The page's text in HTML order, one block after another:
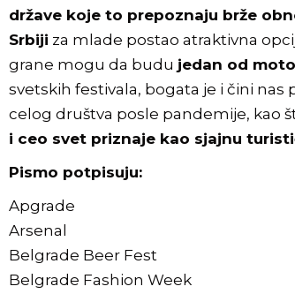
države koje to prepoznaju brže
Srbiji za mlade postao atraktivna
grane mogu da budu jedan od
svetskih festivala, bogata je i čini
celog društva posle pandemije, kao
i ceo svet priznaje kao sjajnu
Pismo potpisuju:
Apgrade
Arsenal
Belgrade Beer Fest
Belgrade Fashion Week